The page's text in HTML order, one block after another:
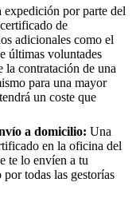
expedición por parte del
de
adicionales como el
últimas voluntades
la contratación de una
para una mayor
un coste que
a domicilio: Una
en la oficina del
te lo envíen a tu
todas las gestorías